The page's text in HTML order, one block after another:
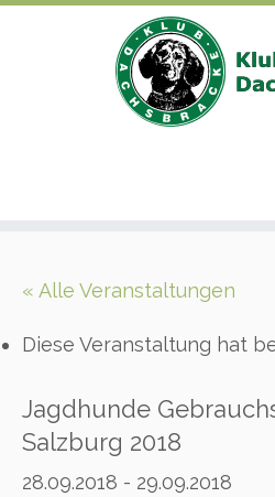
« Alle Veranstaltungen
Diese Veranstaltung hat
Jagdhunde
Salzburg 2018
28.09.2018 - 29.09.2018